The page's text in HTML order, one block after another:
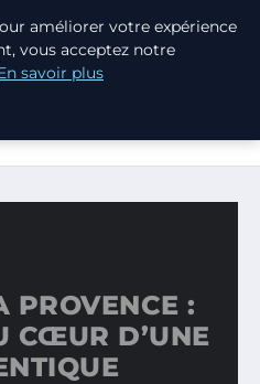
VOYAGE AU CŒUR D’UNE
PROVENCE :
CŒUR D’UNE
améliorer votre expérience
vous acceptez notre
savoir plus